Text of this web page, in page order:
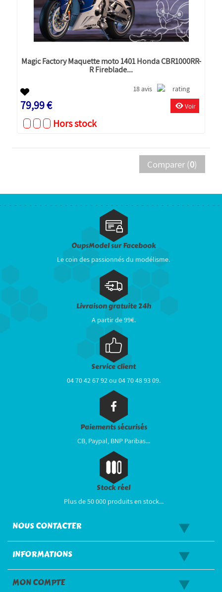
Magic Factory Maquette moto 1401 Honda CBR1000RR-
R Fireblade...
18 avis
79,99 € Voir
Hors stock
Comparer (0)
OupsModel sur Facebook
Le coin des passionnés du modélisme.
Livraison gratuite 24h
A partir de 99€.
Service client
04 70 42 67 92 ou 04 70 48 93 09.
Paiements sécurisés
CB, Paypal, BNP Paribas...
Stock réel
Plus de 50 000 produits en stock...
NOUS CONTACTER
INFORMATIONS
MON COMPTE